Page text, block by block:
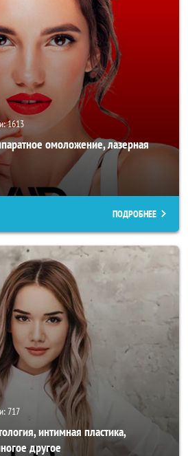
1613
омоложение, лазерная
ПОДРОБНЕЕ
717
интимная пластика,
другое